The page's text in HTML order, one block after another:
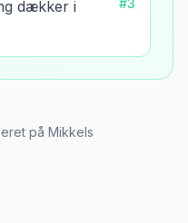
dækker i
#3
på Mikkels